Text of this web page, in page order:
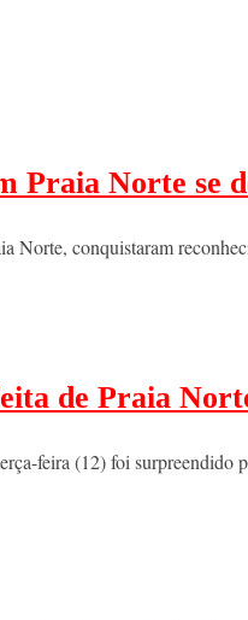
Praia Norte
Norte, conquistaram
de Praia
feira (12) foi